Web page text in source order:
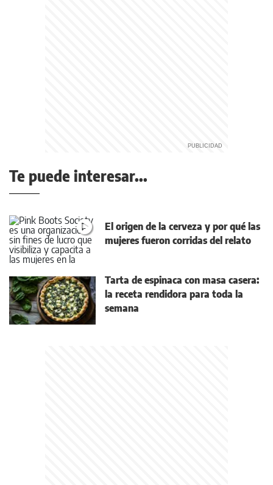
Te puede interesar...
El origen de la cerveza y por qué las
mujeres fueron corridas del relato
Tarta de espinaca con masa casera:
la receta rendidora para toda la
semana